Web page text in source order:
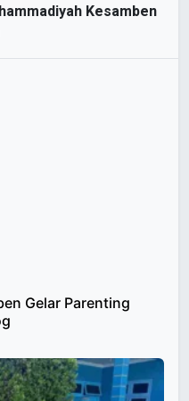
Kesamben
Gelar Parenting